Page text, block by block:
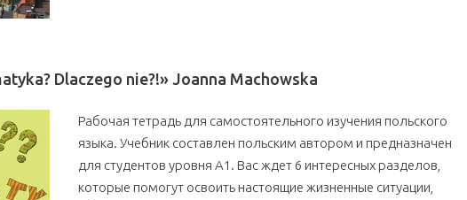
Dlaczego nie?!» Joanna Machowska
Рабочая тетрадь для самостоятельного изучения польского
языка. Учебник составлен польским автором и предназначен
для студентов уровня А1. Вас ждет 6 интересных разделов,
которые помогут освоить настоящие жизненные ситуации,